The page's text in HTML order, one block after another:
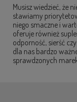
Musisz wiedzieć, że
stawiamy
niego smaczne i
oferuje również
odporność, sierść
dla nas bardzo
sprawdzonych